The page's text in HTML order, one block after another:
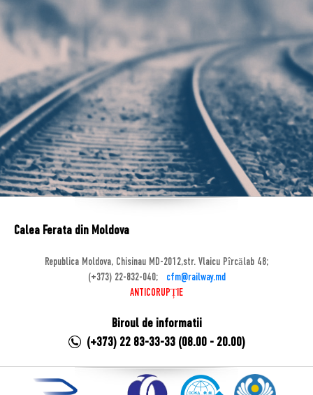
Calea Ferata din Moldova
Republica Moldova, Chisinau MD-2012,str. Vlaicu Pîrcălab 48;
(+373) 22-832-040;
cfm@railway.md
ANTICORUPȚIE
Biroul de informatii
(+373) 22 83-33-33 (08.00 - 20.00)